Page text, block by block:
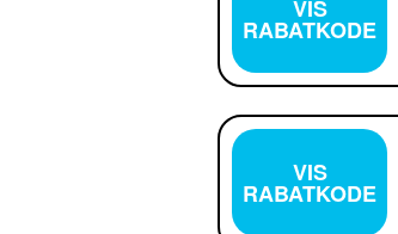
VIS
RABATKODE
VIS
RABATKODE